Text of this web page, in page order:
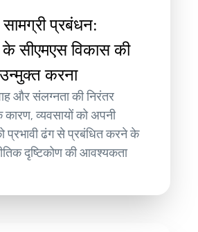
प्रबंधन:
सीएमएस विकास की
करना
और संलग्नता की निरंतर
व्यवसायों को अपनी
प्रभावी ढंग से प्रबंधित करने के
दृष्टिकोण की आवश्यकता